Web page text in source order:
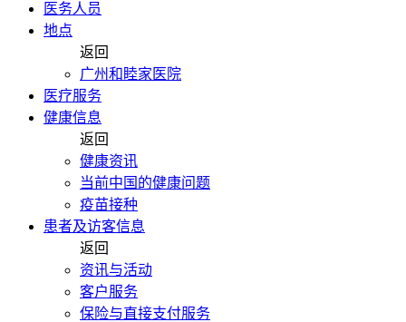
医务人员
地点
返回
广州和睦家医院
医疗服务
健康信息
返回
健康资讯
当前中国的健康问题
疫苗接种
患者及访客信息
返回
资讯与活动
客户服务
保险与直接支付服务